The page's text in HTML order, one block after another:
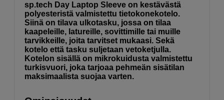
sp.tech Day Laptop Sleeve on kestävästä
polyesteristä valmistettu tietokonekotelo.
Siinä on tilava ulkotasku, jossa on tilaa
kaapeleille, latureille, sovittimille tai muille
tarvikkeille, joita tarvitset mukaasi. Sekä
kotelo että tasku suljetaan vetoketjulla.
Kotelon sisällä on mikrokuidusta valmistettu
turkisvuori, joka tarjoaa pehmeän sisätilan
maksimaalista suojaa varten.